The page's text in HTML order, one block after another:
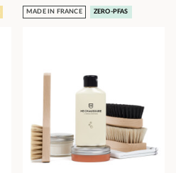
MADE IN FRANCE ZERO-PFAS